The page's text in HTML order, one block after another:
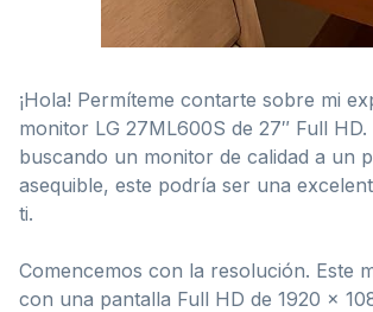
¡Hola! Permíteme contarte sobre mi
monitor LG 27ML600S de 27″ Full HD.
buscando un monitor de calidad a un
asequible, este podría ser una
ti.
Comencemos con la resolución. Este
con una pantalla Full HD de 1920 x